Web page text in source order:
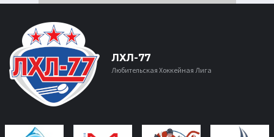
ЛХЛ-77
Любительская Хоккейная Лига